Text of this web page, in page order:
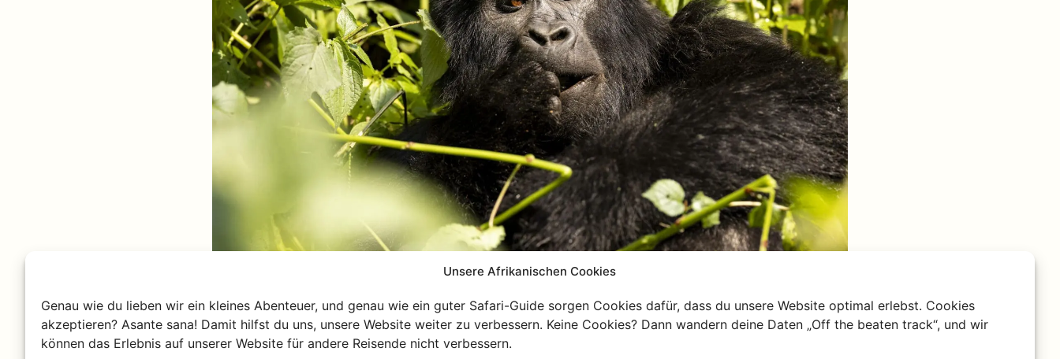
Unsere Afrikanischen Cookies
Genau wie du lieben wir ein kleines Abenteuer, und genau wie ein guter Safari-Guide sorgen Cookies dafür, dass du unsere Website optimal erlebst. Cookies
akzeptieren? Asante sana! Damit hilfst du uns, unsere Website weiter zu verbessern. Keine Cookies? Dann wandern deine Daten „Off the beaten track“, und wir
können das Erlebnis auf unserer Website für andere Reisende nicht verbessern.
Kibale National Park